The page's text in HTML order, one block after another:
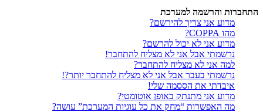
התחברות והרשמה למערכת
מדוע אני צריך להירשם?
מהו COPPA?
מדוע אני לא יכול להרשם?
נרשמתי אבל אני לא מצליח להתחבר!
למה אני לא מצליח להתחבר?
נרשמתי בעבר אבל אני לא מצליח להתחבר יותר?!
איבדתי את הססמה שלי!
מדוע אני מתנתק באופן אוטומטי?
מה האפשרות “מחק את כל עוגיות המערכת” עושה?